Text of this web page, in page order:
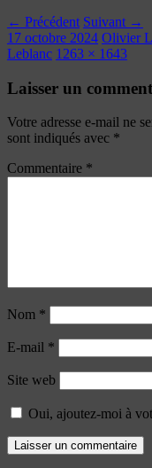
← Précédent Suivant →
17 octobre 2024 Olivier
Leblanc 1263 × 1643
Laisser un
Votre adresse e-mail ne
sont indiqués avec *
Commentaire *
Nom *
E-mail *
Site web
Oui, ajoutez-moi à